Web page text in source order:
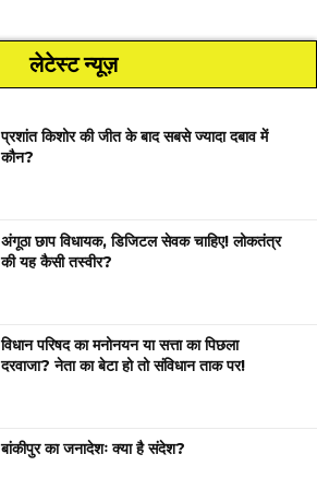
लेटेस्ट न्यूज़
प्रशांत किशोर की जीत के बाद सबसे ज्यादा दबाव में
कौन?
अंगूठा छाप विधायक, डिजिटल सेवक चाहिए! लोकतंत्र
की यह कैसी तस्वीर?
विधान परिषद का मनोनयन या सत्ता का पिछला
दरवाजा? नेता का बेटा हो तो संविधान ताक पर!
बांकीपुर का जनादेशः क्या है संदेश?